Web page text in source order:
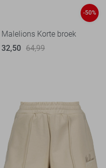
-50%
Malelions Korte broek
32,50 64,99